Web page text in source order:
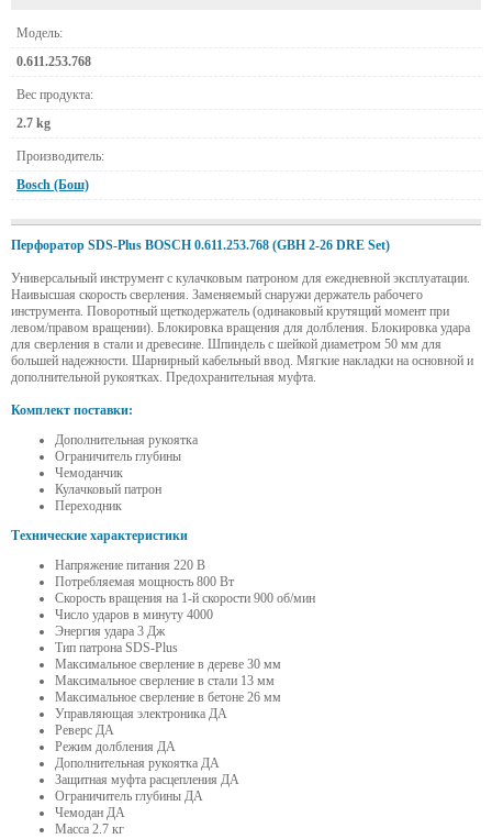
Модель:
0.611.253.768
Вес продукта:
2.7 kg
Производитель:
Bosch (Бош)
Перфоратор SDS-Plus BOSCH 0.611.253.768 (GBH 2-26 DRE Set)
Универсальный инструмент с кулачковым патроном для ежедневной эксплуатации.
Наивысшая скорость сверления. Заменяемый снаружи держатель рабочего
инструмента. Поворотный щеткодержатель (одинаковый крутящий момент при
левом/правом вращении). Блокировка вращения для долбления. Блокировка удара
для сверления в стали и древесине. Шпиндель с шейкой диаметром 50 мм для
большей надежности. Шарнирный кабельный ввод. Мягкие накладки на основной и
дополнительной рукоятках. Предохранительная муфта.
Комплект поставки:
Дополнительная рукоятка
Ограничитель глубины
Чемоданчик
Кулачковый патрон
Переходник
Технические характеристики
Напряжение питания 220 В
Потребляемая мощность 800 Вт
Скорость вращения на 1-й скорости 900 об/мин
Число ударов в минуту 4000
Энергия удара 3 Дж
Тип патрона SDS-Plus
Максимальное сверление в дереве 30 мм
Максимальное сверление в стали 13 мм
Максимальное сверление в бетоне 26 мм
Управляющая электроника ДА
Реверс ДА
Режим долбления ДА
Дополнительная рукоятка ДА
Защитная муфта расцепления ДА
Ограничитель глубины ДА
Чемодан ДА
Масса 2.7 кг